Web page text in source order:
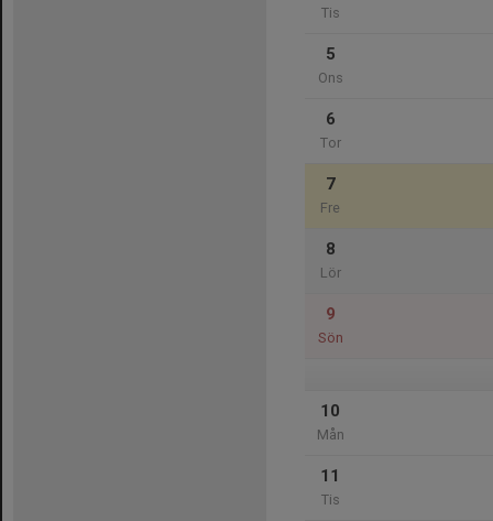
Tis
5
Ons
6
Tor
7
Fre
8
Lör
9
Sön
10
Mån
11
Tis